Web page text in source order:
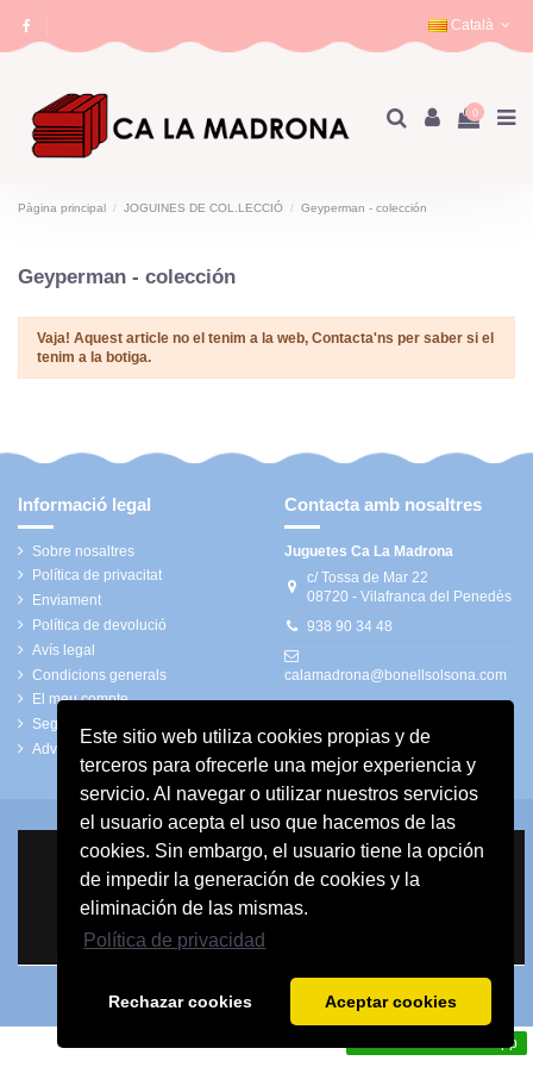
Este sitio web utiliza cookies propias y de
terceros para ofrecerle una mejor experiencia y
servicio. Al navegar o utilizar nuestros servicios
el usuario acepta el uso que hacemos de las
cookies. Sin embargo, el usuario tiene la opción
de impedir la generación de cookies y la
eliminación de las mismas.
Política de privacidad
Rechazar cookies Aceptar cookies
Català
0
Pàgina principal JOGUINES DE COL.LECCIÓ Geyperman - colección
Geyperman - colección
Vaja! Aquest article no el tenim a la web, Contacta'ns per saber si el
tenim a la botiga.
Informació legal
Sobre nosaltres
Política de privacitat
Enviament
Política de devolució
Avís legal
Condicions generals
El meu compte
Seguiment del convidat
Advertiments de seguretat
Contacta amb nosaltres
Juguetes Ca La Madrona
c/ Tossa de Mar 22
08720 - Vilafranca del Penedès
938 90 34 48
calamadrona@bonellsolsona.com
Contact us via WhatsApp